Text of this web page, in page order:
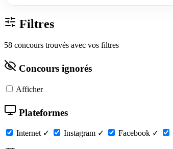
Filtres
58 concours trouvés avec vos filtres
Concours ignorés
Afficher
Plateformes
Internet ✓ Instagram ✓ Facebook ✓